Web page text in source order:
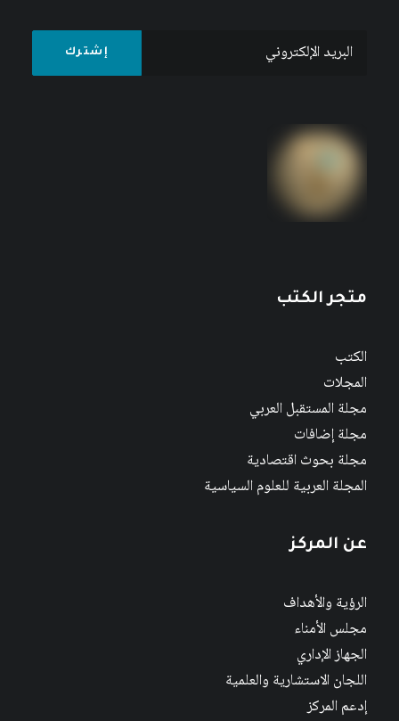
متجر الكتب
الكتب
المجلات
مجلة المستقبل العربي
مجلة إضافات
مجلة بحوث اقتصادية
المجلة العربية للعلوم السياسية
عن المركز
الرؤية والأهداف
مجلس الأمناء
الجهاز الإداري
اللجان الاستشارية والعلمية
إدعم المركز